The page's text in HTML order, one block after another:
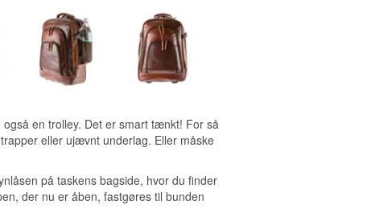
en trolley. Det er smart tænkt! For så
eller ujævnt underlag. Eller måske
på taskens bagside, hvor du finder
der nu er åben, fastgøres til bunden